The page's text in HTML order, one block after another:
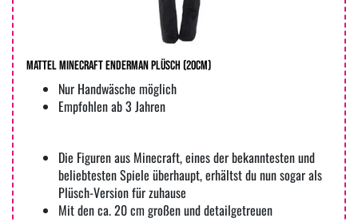
MATTEL Minecraft Enderman Plüsch (20cm)
Nur Handwäsche möglich
Empfohlen ab 3 Jahren
Die Figuren aus Minecraft, eines der bekanntesten und
beliebtesten Spiele überhaupt, erhältst du nun sogar als
Plüsch-Version für zuhause
Mit den ca. 20 cm großen und detailgetreuen